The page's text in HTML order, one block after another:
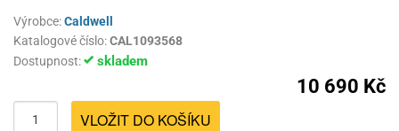
Výrobce:Caldwell
Katalogové číslo:CAL1093568
Dostupnost:
skladem
10 690 Kč
VLOŽIT DO KOŠÍKU